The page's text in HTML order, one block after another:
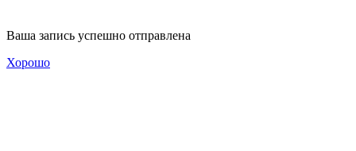
Ваша запись успешно отправлена
Хорошо